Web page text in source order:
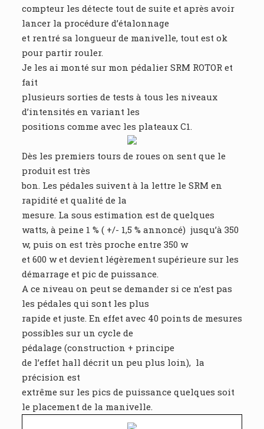
compteur les détecte tout de suite et après avoir
lancer la procédure d’étalonnage
et rentré sa longueur de manivelle, tout est ok
pour partir rouler.
Je les ai monté sur mon pédalier SRM ROTOR et
fait
plusieurs sorties de tests à tous les niveaux
d’intensités en variant les
positions comme avec les plateaux C1.
Dès les premiers tours de roues on sent que le
produit est très
bon. Les pédales suivent à la lettre le SRM en
rapidité et qualité de la
mesure. La sous estimation est de quelques
watts, à peine 1 % ( +/- 1,5 % annoncé) jusqu’à 350
w, puis on est très proche entre 350 w
et 600 w et devient légèrement supérieure sur les
démarrage et pic de puissance.
A ce niveau on peut se demander si ce n’est pas
les pédales qui sont les plus
rapide et juste. En effet avec 40 points de mesures
possibles sur un cycle de
pédalage (construction + principe
de l’effet hall décrit un peu plus loin), la
précision est
extrême sur les pics de puissance quelques soit
le placement de la manivelle.